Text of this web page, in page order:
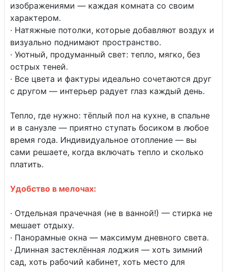
изображениями — каждая комната со своим
характером.
· Натяжные потолки, которые добавляют воздух и
визуально поднимают пространство.
· Уютный, продуманный свет: тепло, мягко, без
острых теней.
· Все цвета и фактуры идеально сочетаются друг
с другом — интерьер радует глаз каждый день.
Тепло, где нужно: тёплый пол на кухне, в спальне
и в санузле — приятно ступать босиком в любое
время года. Индивидуальное отопление — вы
сами решаете, когда включать тепло и сколько
платить.
Удобство в мелочах:
· Отдельная прачечная (не в ванной!) — стирка не
мешает отдыху.
· Панорамные окна — максимум дневного света.
· Длинная застеклённая лоджия — хоть зимний
сад, хоть рабочий кабинет, хоть место для